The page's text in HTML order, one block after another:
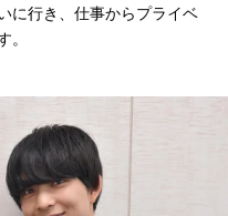
に行き、仕事からプライベ
。